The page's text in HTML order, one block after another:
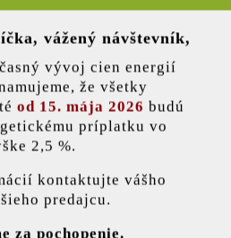
Účel použitia:
Kritériá kvality:
ponúkla najlepšiu možnú funkčnosť...
vážený návštevník,
vývoj cien energií
že všetky
od 15. mája 2026 budú
príplatku vo
2,5 %.
kontaktujte vášho
predajcu.
za pochopenie.